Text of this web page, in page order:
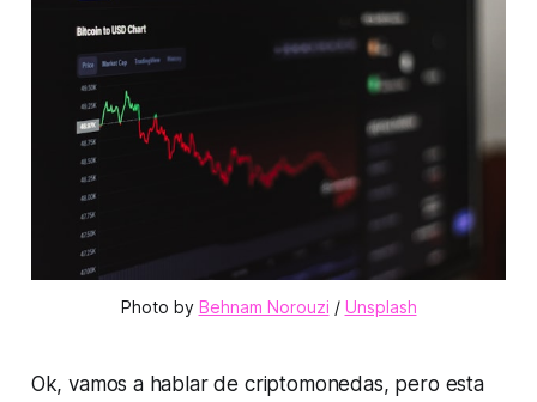
Photo by Behnam Norouzi / Unsplash
Ok, vamos a hablar de criptomonedas, pero esta